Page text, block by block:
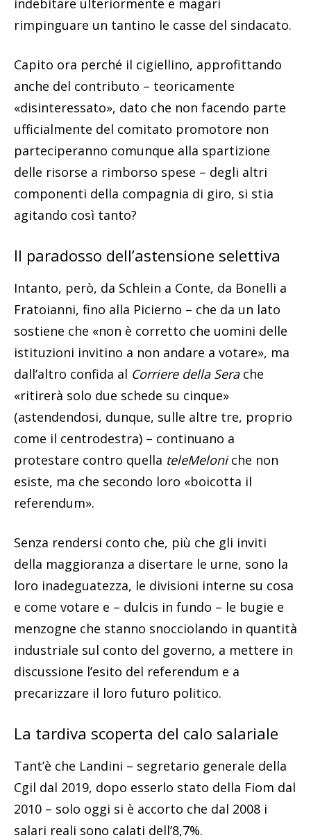
indebitare ulteriormente e magari
rimpinguare un tantino le casse del sindacato.
Capito ora perché il cigiellino, approfittando
anche del contributo – teoricamente
«disinteressato», dato che non facendo parte
ufficialmente del comitato promotore non
parteciperanno comunque alla spartizione
delle risorse a rimborso spese – degli altri
componenti della compagnia di giro, si stia
agitando così tanto?
Il paradosso dell’astensione selettiva
Intanto, però, da Schlein a Conte, da Bonelli a
Fratoianni, fino alla Picierno – che da un lato
sostiene che «non è corretto che uomini delle
istituzioni invitino a non andare a votare», ma
dall’altro confida al Corriere della Serache
«ritirerà solo due schede su cinque»
(astendendosi, dunque, sulle altre tre, proprio
come il centrodestra) – continuano a
protestare contro quella teleMeloniche non
esiste, ma che secondo loro «boicotta il
referendum».
Senza rendersi conto che, più che gli inviti
della maggioranza a disertare le urne, sono la
loro inadeguatezza, le divisioni interne su cosa
e come votare e – dulcis in fundo – le bugie e
menzogne che stanno snocciolando in quantità
industriale sul conto del governo, a mettere in
discussione l’esito del referendum e a
precarizzare il loro futuro politico.
La tardiva scoperta del calo salariale
Tant’è che Landini – segretario generale della
Cgil dal 2019, dopo esserlo stato della Fiom dal
2010 – solo oggi si è accorto che dal 2008 i
salari reali sono calati dell’8,7%.